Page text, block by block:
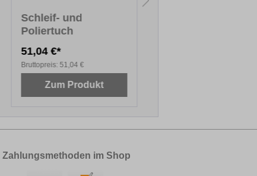
Schleif- und
Poliertuch
51,04 €*
Bruttopreis: 51,04 €
Zum Produkt
Zahlungsmethoden im Shop